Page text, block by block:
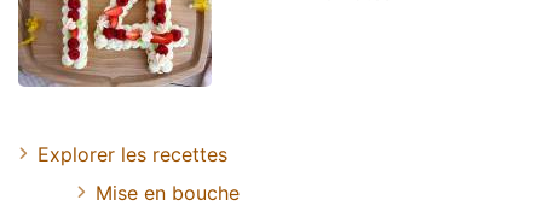
Explorer les recettes
Mise en bouche